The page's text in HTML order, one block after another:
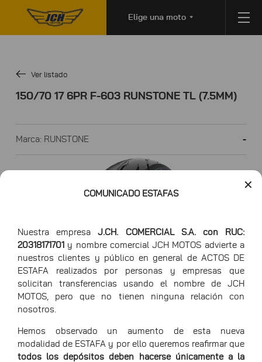
Elige una moto
✕
COMUNICADO ESTAFAS
Nuestra empresaJ.CH. COMERCIAL S.A. con RUC:
20318171701 y nombre comercial JCH MOTOS advierte a
nuestros clientes y público en general de ACTOS DE
ESTAFA realizados por personas y empresas que
solicitan transferencias usando el nombre de JCH
MOTOS, pero que no tienen ninguna relación con
nosotros.
Hemos observado un aumento de esta nueva
modalidad de ESTAFA y por ello queremos reafirmar que
todos los depósitos deben hacerse únicamente a la
Ver listado
150/70 17 6PR F-603 RUNSTONE TL (7.5MM)
Marca: RUNSTONE -